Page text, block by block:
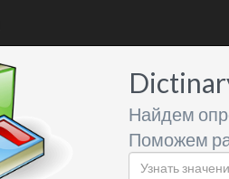
Найдем
Поможем